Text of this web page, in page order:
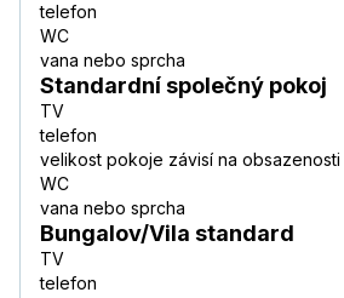
telefon
WC
vana nebo sprcha
Standardní společný pokoj
TV
telefon
velikost pokoje závisí na obsazenosti
WC
vana nebo sprcha
Bungalov/Vila standard
TV
telefon